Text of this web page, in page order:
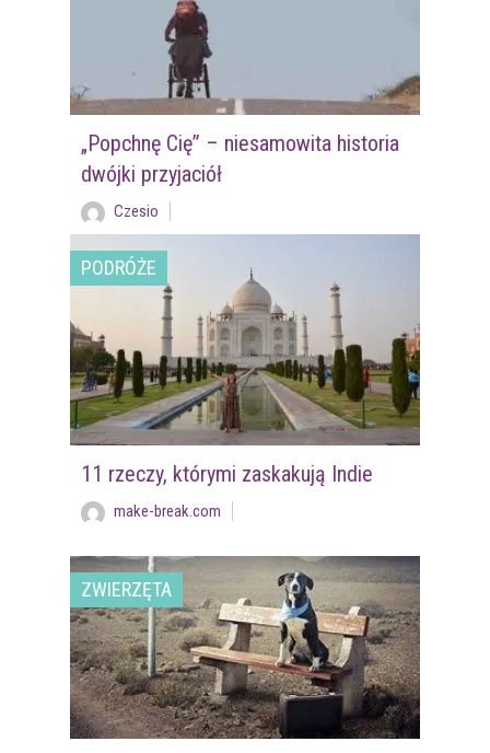
„Popchnę Cię” – niesamowita historia
dwójki przyjaciół
Czesio
PODRÓŻE
11 rzeczy, którymi zaskakują Indie
make-break.com
ZWIERZĘTA